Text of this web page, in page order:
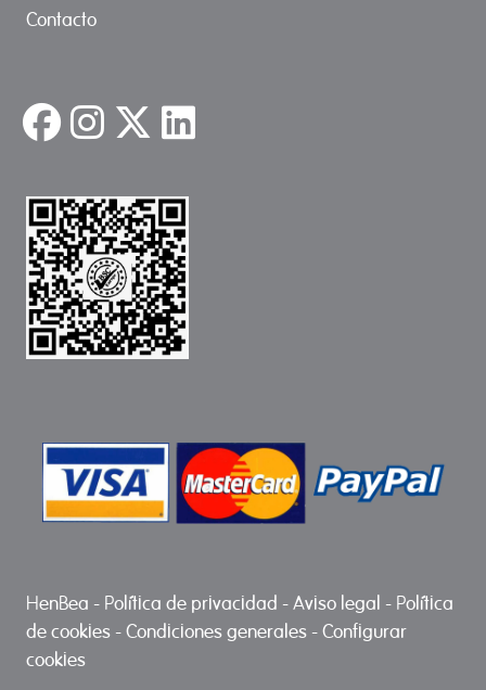
Contacto
HenBea - Política de privacidad -Aviso legal - Política
de cookies -Condiciones generales -Configurar
cookies